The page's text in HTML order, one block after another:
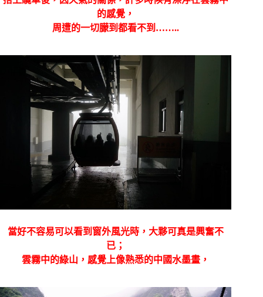
的感覺，
周遭的一切朦到都看不到……..
當好不容易可以看到窗外風光時，大夥可真是興奮不
已；
雲霧中的綠山，感覺上像熟悉的中國水墨畫，